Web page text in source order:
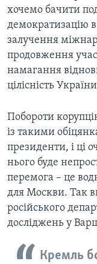
хочемо бачити
демократизацію
залучення
продовження
намагання
цілісність
Побороти
із такими
президенти, і ці
нього буде
перемога – це
для Москви. Так
російського
досліджень у
Кремль